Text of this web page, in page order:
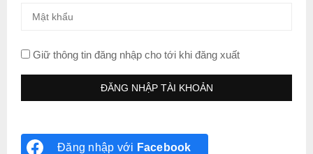
Giữ thông tin đăng nhập cho tới khi đăng xuất
Đăng nhập với Facebook